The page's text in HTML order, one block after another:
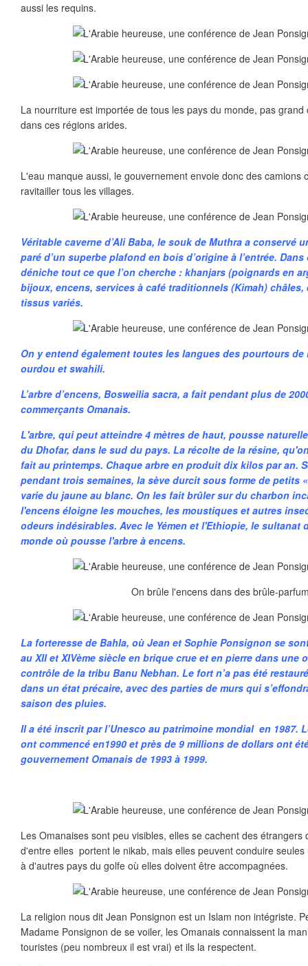
aussi les requins.
La nourriture est importée de tous les pays du monde, pas
dans ces régions arides.
L'eau manque aussi, le gouvernement envoie donc des camions
ravitailler tous les villages.
Véritable caverne d’Ali Baba, le souk de Muthra a conservé
paré d’un superbe plafond en bois d’origine à l’entrée.
déniche tout ce que l’on cherche : khanjars (poignards en
bijoux, encens, services à café traditionnels (Kimah) châles,
tissus variés.
On y entend également toutes les langues des pourtours de
ourdou et swahili.
L’arbre d’encens, Bosweilia sacra, a fait pendant plus de
commerçants Omanais.
L'arbre, qui peut atteindre 4 mètres de haut, pousse
du Dhofar, dans le sud du pays. La récolte de la résine,
fait au printemps. Chaque arbre en produit dix kilos par an.
pendant trois semaines, la sève durcit sous forme de petits
varie du jaune au blanc. On les fait brûler sur du charbon
l'encens éloigne les mouches, les moustiques et autres
odeurs indésirables. Avec le Yémen et l'Ethiopie, le sultanat
monde où pousse l'arbre à encens.
On brûle l'encens dans des brûle-
La forteresse de Bahla, où Jean et Sophie Ponsignon se
au XII et XIVème siècle en brique crue et en pierre dans une
contrôle de la tribu Banu Nebhan. Le fort n’a pas été
dans un état précaire, avec des parties de murs qui
saison des pluies.
Il a été inscrit par l’Unesco au patrimoine mondial en 1987.
ont commencé en1990 et près de 9 millions de dollars ont
gouvernement Omanais de 1993 à 1999.
Les Omanaises sont peu visibles, elles se cachent des étrangers
d'entre elles portent le nikab, mais elles peuvent conduire
à d'autres pays du golfe où elles doivent être accompagnées.
La religion nous dit Jean Ponsignon est un Islam non intégriste.
Madame Ponsignon de se voiler, les Omanais connaissent la
touristes (peu nombreux il est vrai) et ils la respectent.